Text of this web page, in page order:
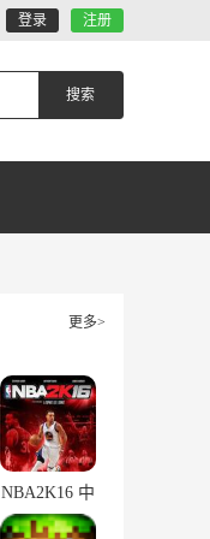
登录 注册
更多>
NBA2K16 中
文版